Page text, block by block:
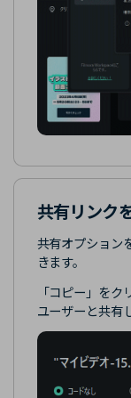
共有リンク
共有オプション
きます。
「コピー」を
ユーザーと共有